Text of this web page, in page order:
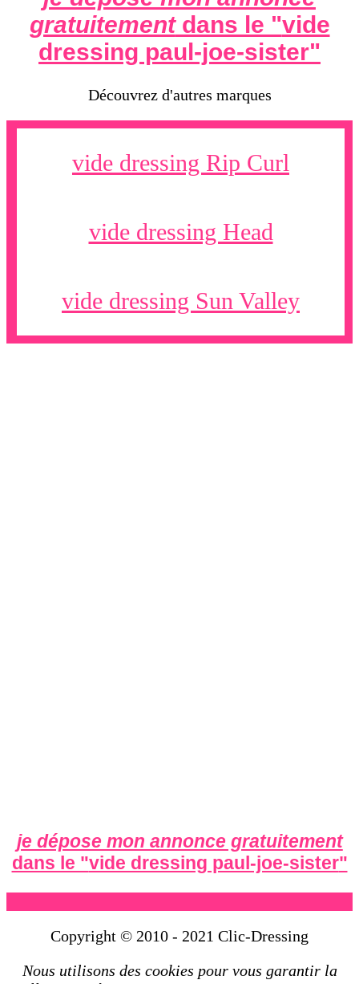
gratuitementdans le "vide
dressing paul-joe-sister"
Découvrez d'autres marques
vide dressing Rip Curl
vide dressing Head
vide dressing Sun Valley
je dépose mon annonce gratuitement
dans le "vide dressing paul-joe-sister"
Copyright © 2010 - 2021 Clic-Dressing
Nous utilisons des cookies pour vous garantir la